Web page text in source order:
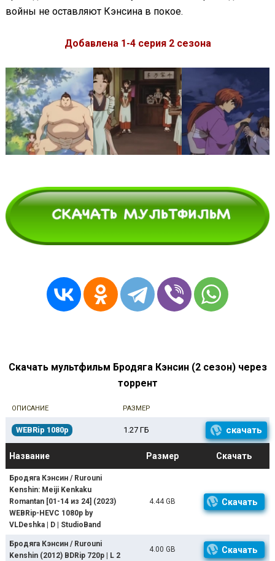
войны не оставляют Кэнсина в покое.
Добавлена 1-4 серия 2 сезона
Скачать мультфильм Бродяга Кэнсин (2 сезон) через
торрент
ОПИСАНИЕ РАЗМЕР
WEBRip 1080p 1.27 ГБ скачать
Название Размер Скачать
Бродяга Кэнсин / Rurouni
Kenshin: Meiji Kenkaku
Romantan [01-14 из 24] (2023)
WEBRip-HEVC 1080p by
VLDeshka | D | StudioBand
4.44 GB Скачать
Бродяга Кэнсин / Rurouni
Kenshin (2012) BDRip 720p | L 2
4.00 GB Скачать